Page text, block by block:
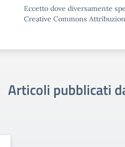
Eccetto dove diversamente
Creative Commons
Articoli pubblicati